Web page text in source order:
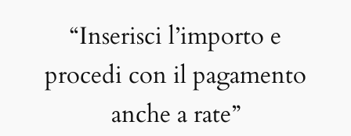
“Inserisci l’importo e
procedi con il pagamento
anche a rate”